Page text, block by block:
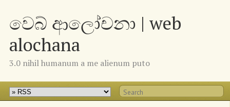
වෙබ් ආලෝචනා | web
alochana
3.0 nihil humanum a me alienum puto